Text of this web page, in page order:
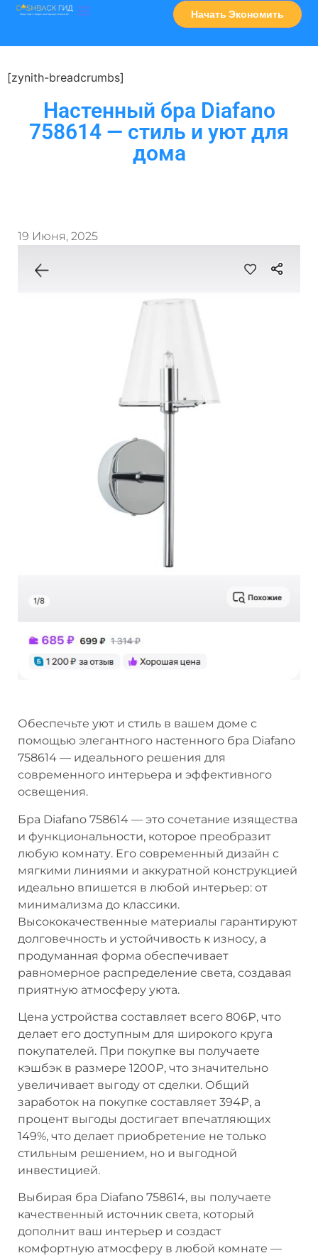
Начать Экономить
[zynith-breadcrumbs]
Настенный бра Diafano
758614 — стиль и уют для
дома
19 Июня, 2025
Обеспечьте уют и стиль в вашем доме с
помощью элегантного настенного бра Diafano
758614 — идеального решения для
современного интерьера и эффективного
освещения.
Бра Diafano 758614 — это сочетание изящества
и функциональности, которое преобразит
любую комнату. Его современный дизайн с
мягкими линиями и аккуратной конструкцией
идеально впишется в любой интерьер: от
минимализма до классики.
Высококачественные материалы гарантируют
долговечность и устойчивость к износу, а
продуманная форма обеспечивает
равномерное распределение света, создавая
приятную атмосферу уюта.
Цена устройства составляет всего 806₽, что
делает его доступным для широкого круга
покупателей. При покупке вы получаете
кэшбэк в размере 1200₽, что значительно
увеличивает выгоду от сделки. Общий
заработок на покупке составляет 394₽, а
процент выгоды достигает впечатляющих
149%, что делает приобретение не только
стильным решением, но и выгодной
инвестицией.
Выбирая бра Diafano 758614, вы получаете
качественный источник света, который
дополнит ваш интерьер и создаст
комфортную атмосферу в любой комнате —